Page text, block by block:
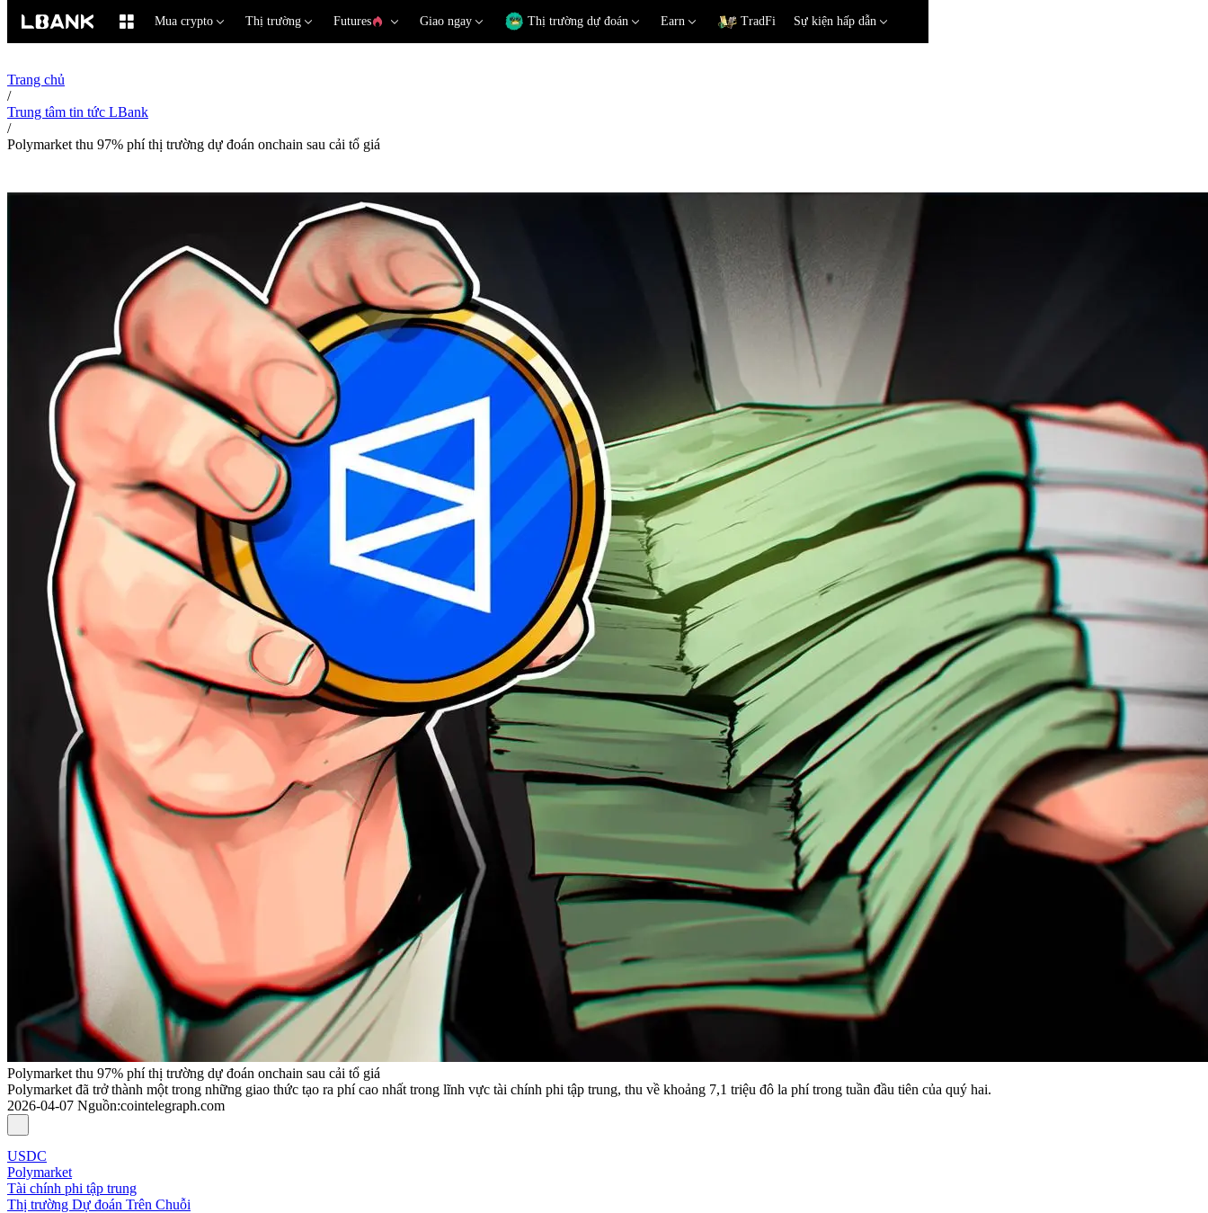
Mua crypto Thị trường Futures Giao ngay Thị trường dự đoán Earn TradFi Sự kiện hấp dẫn
Trang chủ
/
Trung tâm tin tức LBank
/
Polymarket thu 97% phí thị trường dự đoán onchain sau cải tổ giá
Polymarket thu 97% phí thị trường dự đoán onchain sau cải tổ giá
Polymarket đã trở thành một trong những giao thức tạo ra phí cao nhất trong lĩnh vực tài chính phi tập trung, thu về khoảng 7,1 triệu đô la phí trong tuần đầu tiên của quý hai.
2026-04-07 Nguồn:cointelegraph.com
USDC
Polymarket
Tài chính phi tập trung
Thị trường Dự đoán Trên Chuỗi